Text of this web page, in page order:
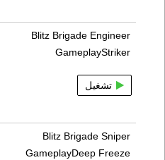
Blitz Brigade Engineer
GameplayStriker
تشغيل
Blitz Brigade Sniper
GameplayDeep Freeze